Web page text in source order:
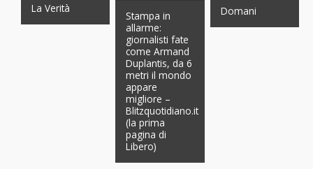
La Verità
Stampa in
allarme:
giornalisti fate
come Armand
Duplantis, da 6
metri il mondo
appare
migliore –
Blitzquotidiano.it
(la prima
pagina di
Libero)
Domani